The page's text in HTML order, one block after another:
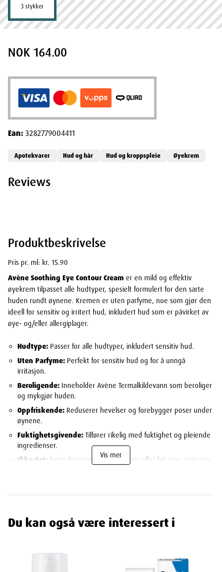
Produktbeskrivelse
Pris pr. ml: kr. 15.90
Avène Soothing Eye Contour Cream er en mild og effektiv
øyekrem tilpasset alle hudtyper, spesielt formulert for den sarte
huden rundt øynene. Kremen er uten parfyme, noe som gjør den
ideell for sensitiv og irritert hud, inkludert hud som er påvirket av
øye- og/eller allergiplager.
Hudtype: Passer for alle hudtyper, inkludert sensitiv hud.
Uten Parfyme: Perfekt for sensitiv hud og for å unngå
irritasjon.
Beroligende: Inneholder Avène Termalkildevann som beroliger
og mykgjør huden.
Oppfriskende: Reduserer hevelser og forebygger poser under
øynene.
Fuktighetsgivende: Tilfører rikelig med fuktighet og pleiende
ingredienser.
Ikke-Fet: Formuleringen er ikke klebrig eller fet, noe som gjør
grundig.
bevegelser.
Vis mer
3 stykker
NOK 164.00
Ean:3282779004411
Apotekvarer Hud og hår Hud og kroppspleie Øyekrem
Reviews
Du kan også være interessert i